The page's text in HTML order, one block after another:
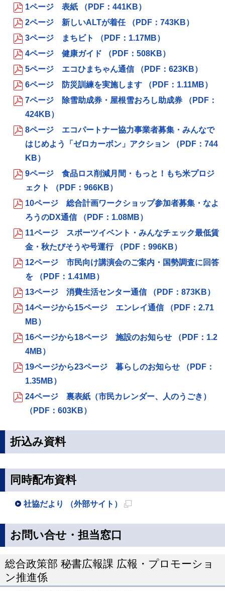
1ページ 表紙 （PDF：441KB）
2ページ 新しいALTが着任 （PDF：743KB）
3ページ まちビト （PDF：1.17MB）
4ページ 健康ガイド （PDF：508KB）
5ページ エコひまちゃん通信 （PDF：623KB）
6ページ 防災訓練を実施します （PDF：1.11MB）
7ページ 除雪助成券・屋根雪おろし助成券 （PDF：
424KB）
8ページ エコパートナー協力事業者募集・みんなで
はじめよう「ゼロカーボン」アクション （PDF：744
KB）
9ページ 食品ロス削減月間・もっと！もち米プロジ
ェクト （PDF：966KB）
10ページ 総合計画ワークショップ参加者募集・なよ
ろうのDX通信 （PDF：1.08MB）
11ページ スポーツイベント・みんなチェック最低賃
金・秋たびそうや号運行 （PDF：996KB）
12ページ 市民向け講演会のご案内・国勢調査に回答
を （PDF：1.41MB）
13ページ 消費生活センター通信 （PDF：873KB）
14ページから15ページ エンレイ通信 （PDF：2.71
MB）
16ページから18ページ 施設のお知らせ （PDF：1.2
4MB）
19ページから23ページ 暮らしのお知らせ （PDF：
1.35MB）
24ページ 裏表紙（市民カレンダー、人のうごき）
（PDF：603KB）
折込み資料
同時配布資料
社協だより （外部サイト）
ー
ジ
で
お問い合せ・担当窓口
総合政策部 秘書広報課 広報・プロモーショ
ン推進係